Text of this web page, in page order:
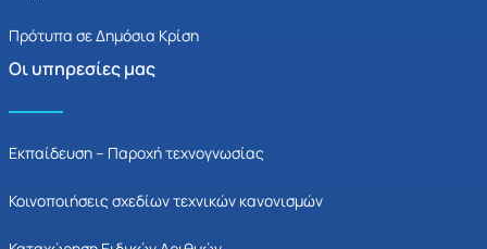
Πρότυπα σε Δημόσια Κρίση
Οι υπηρεσίες μας
Εκπαίδευση – Παροχή τεχνογνωσίας
Κοινοποιήσεις σχεδίων τεχνικών κανονισμών